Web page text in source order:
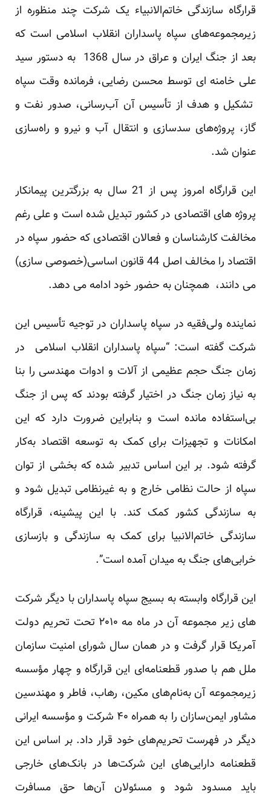
قرارگاه سازندگی خاتم‌الانبیاء یک شرکت چند منظوره از
زیرمجموعه‌های سپاه پاسداران انقلاب اسلامی است که
بعد از جنگ ایران و عراق در سال 1368 به دستور سید
علی خامنه ای توسط محسن رضایی، فرمانده وقت سپاه
تشکیل و هدف از تأسیس آن آب‌رسانی، صدور نفت و
گاز، پروژه‌های سدسازی و انتقال آب و نیرو و راه‌سازی
عنوان شد.
این قرارگاه امروز پس از 21 سال به بزرگترین پیمانکار
پروژه های اقتصادی در کشور تبدیل شده است و علی رغم
مخالفت کارشناسان و فعالان اقتصادی که حضور سپاه در
اقتصاد را مخالف اصل 44 قانون اساسی(خصوصی سازی)
می دانند، همچنان به حضور خود ادامه می دهد.
نماینده ولی‌فقیه در سپاه پاسداران در توجیه تأسیس این
شرکت گفته است: “سپاه پاسداران انقلاب اسلامی در
زمان جنگ حجم عظیمی از آلات و ادوات مهندسی را بنا
به نیاز زمان جنگ در اختیار گرفته بودند که پس از جنگ
بی‌استفاده مانده است و بنابراین ضرورت دارد که این
امکانات و تجهیزات برای کمک به توسعه اقتصاد به‌کار
گرفته شود. بر این اساس تدبیر شده که بخشی از توان
سپاه از حالت نظامی خارج و به غیرنظامی تبدیل شود و
به سازندگی کشور کمک کند. با این پیشینه، قرارگاه
سازندگی خاتم‌الانبیا برای کمک به سازندگی و بازسازی
خرابی‌های جنگ به میدان آمده است”.
این قرارگاه وابسته به بسیج سپاه پاسداران با دیگر شرکت
های زیر مجموعه آن در ماه مه ۲۰۱۰ تحت تحریم دولت
آمریکا قرار گرفت و در همان سال شورای امنیت سازمان
ملل هم با صدور قطعنامه‌ای این قرارگاه و چهار مؤسسه
زیرمجموعه آن به‌نام‌های مکین، رهاب، فاطر و مهندسین
مشاور ایمن‌سازان را به همراه ۴۰ شرکت و مؤسسه ایرانی
دیگر در فهرست تحریم‌های خود قرار داد. بر اساس این
قطعنامه دارایی‌های این شرکت‌ها در بانک‌های خارجی
باید مسدود شود و مسئولان آن‌ها حق مسافرت